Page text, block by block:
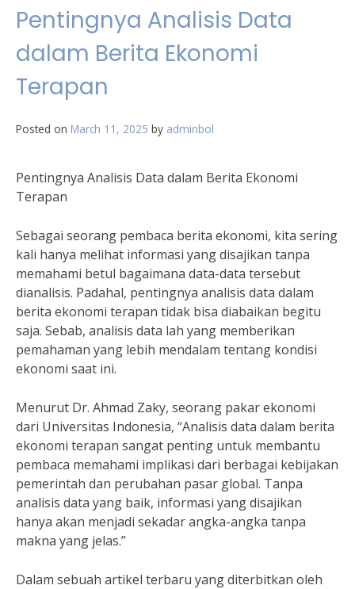
Pentingnya Analisis Data
dalam Berita Ekonomi
Terapan
Posted on March 11, 2025 by adminbol
Pentingnya Analisis Data dalam Berita Ekonomi
Terapan
Sebagai seorang pembaca berita ekonomi, kita sering
kali hanya melihat informasi yang disajikan tanpa
memahami betul bagaimana data-data tersebut
dianalisis. Padahal, pentingnya analisis data dalam
berita ekonomi terapan tidak bisa diabaikan begitu
saja. Sebab, analisis data lah yang memberikan
pemahaman yang lebih mendalam tentang kondisi
ekonomi saat ini.
Menurut Dr. Ahmad Zaky, seorang pakar ekonomi
dari Universitas Indonesia, “Analisis data dalam berita
ekonomi terapan sangat penting untuk membantu
pembaca memahami implikasi dari berbagai kebijakan
pemerintah dan perubahan pasar global. Tanpa
analisis data yang baik, informasi yang disajikan
hanya akan menjadi sekadar angka-angka tanpa
makna yang jelas.”
Dalam sebuah artikel terbaru yang diterbitkan oleh